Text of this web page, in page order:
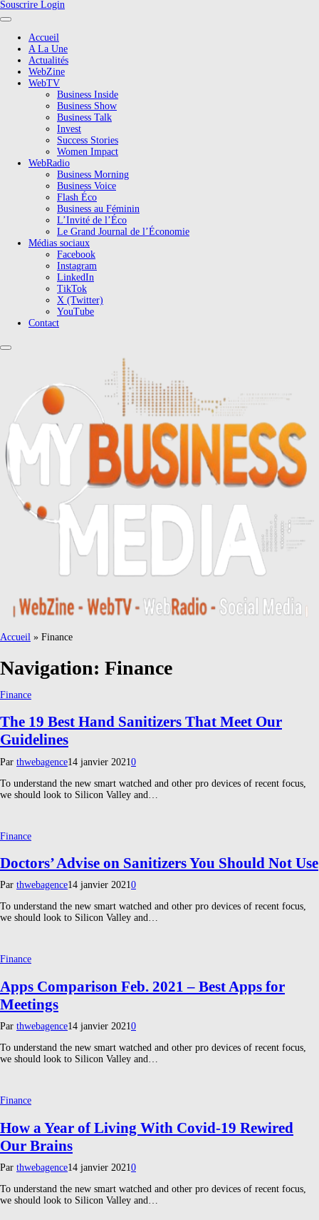
Souscrire Login
Accueil
A La Une
Actualités
WebZine
WebTV
Business Inside
Business Show
Business Talk
Invest
Success Stories
Women Impact
WebRadio
Business Morning
Business Voice
Flash Éco
Business au Féminin
L’Invité de l’Éco
Le Grand Journal de l’Économie
Médias sociaux
Facebook
Instagram
LinkedIn
TikTok
X (Twitter)
YouTube
Contact
Accueil » Finance
Navigation: Finance
Finance
The 19 Best Hand Sanitizers That Meet Our
Guidelines
Par thwebagence14 janvier 20210
To understand the new smart watched and other pro devices of recent focus,
we should look to Silicon Valley and…
Finance
Doctors’ Advise on Sanitizers You Should Not Use
Par thwebagence14 janvier 20210
To understand the new smart watched and other pro devices of recent focus,
we should look to Silicon Valley and…
Finance
Apps Comparison Feb. 2021 – Best Apps for
Meetings
Par thwebagence14 janvier 20210
To understand the new smart watched and other pro devices of recent focus,
we should look to Silicon Valley and…
Finance
How a Year of Living With Covid-19 Rewired
Our Brains
Par thwebagence14 janvier 20210
To understand the new smart watched and other pro devices of recent focus,
we should look to Silicon Valley and…